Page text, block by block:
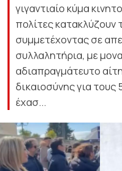
γιγαντιαίο κύμα
πολίτες κατακλύζουν
συμμετέχοντας σε
συλλαλητήρια, με
αδιαπραγμάτευτο
δικαιοσύνης για
έχασ...